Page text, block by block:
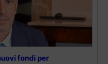
fondi per